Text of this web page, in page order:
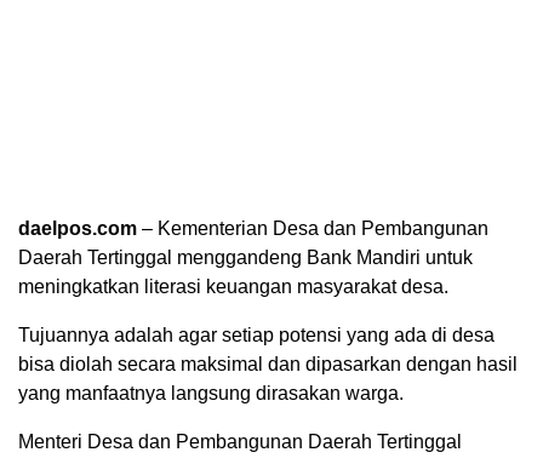
daelpos.com – Kementerian Desa dan Pembangunan
Daerah Tertinggal menggandeng Bank Mandiri untuk
meningkatkan literasi keuangan masyarakat desa.
Tujuannya adalah agar setiap potensi yang ada di desa
bisa diolah secara maksimal dan dipasarkan dengan hasil
yang manfaatnya langsung dirasakan warga.
Menteri Desa dan Pembangunan Daerah Tertinggal